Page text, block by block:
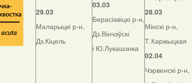
29.03
Маларыцкі р-н,
Дз.Кіцель
03.03
Берасіавіцкі р-н,
Дз.Вінчэўскі
і Ю.Лукашэнка
28.03
Мінскі р-н,
Т.Каржыцкая
02.04
Чэрвенскі р-н,